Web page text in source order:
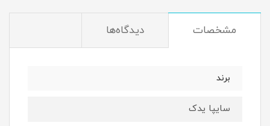
مشخصات دیدگاه‌ها
برند
سایپا یدک